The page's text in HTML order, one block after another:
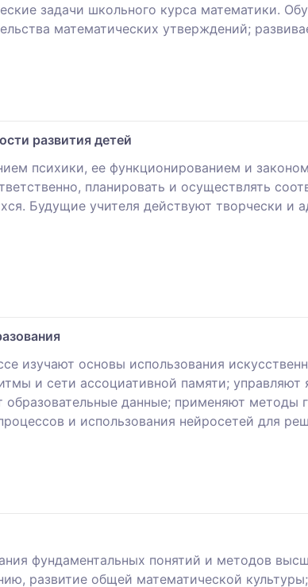
задачи школьного курса математики.
математических утверждений;
развития детей
психики, ее функционированием и
планировать и осуществлять
Будущие учителя действуют творчески и
изучают основы использования
и сети ассоциативной памяти;
образовательные данные; применяют
и использования нейросетей для
фундаментальных понятий и методов
развитие общей математической